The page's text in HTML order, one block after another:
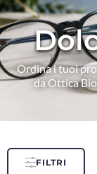
Ordina i tuoi
da Ottica
FILTRI